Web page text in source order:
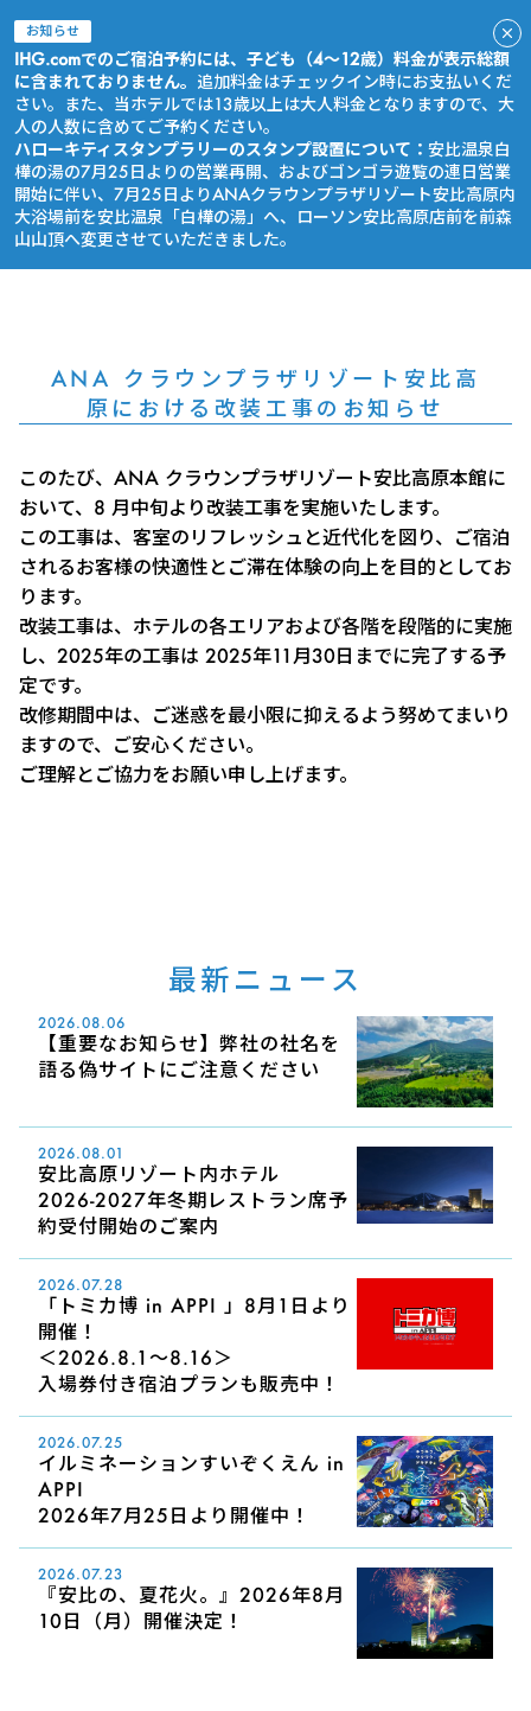
お知らせ
IHG.comでのご宿泊予約には、子ども（4～12歳）料金が表示総額
に含まれておりません。 追加料金はチェックイン時にお支払いくだ
さい。また、当ホテルでは13歳以上は大人料金となりますので、大
人の人数に含めてご予約ください。
ハローキティスタンプラリーのスタンプ設置について： 安比温泉白
樺の湯の7月25日よりの営業再開、およびゴンゴラ遊覧の連日営業
開始に伴い、7月25日よりANAクラウンプラザリゾート安比高原内
大浴場前を安比温泉「白樺の湯」へ、ローソン安比高原店前を前森
山山頂へ変更させていただきました。
ANA クラウンプラザリゾート安比高
原における改装工事のお知らせ
このたび、ANA クラウンプラザリゾート安比高原本館に
おいて、8 月中旬より改装工事を実施いたします。
この工事は、客室のリフレッシュと近代化を図り、ご宿泊
されるお客様の快適性とご滞在体験の向上を目的としてお
ります。
改装工事は、ホテルの各エリアおよび各階を段階的に実施
し、2025年の工事は 2025年11月30日までに完了する予
定です。
改修期間中は、ご迷惑を最小限に抑えるよう努めてまいり
ますので、ご安心ください。
ご理解とご協力をお願い申し上げます。
最新ニュース
2026.08.06
【重要なお知らせ】弊社の社名を
語る偽サイトにご注意ください
2026.08.01
安比高原リゾート内ホテル
2026-2027年冬期レストラン席予
約受付開始のご案内
2026.07.28
「トミカ博 in APPI 」8月1日より
開催！
＜2026.8.1～8.16＞
入場券付き宿泊プランも販売中！
2026.07.25
イルミネーションすいぞくえん in
APPI
2026年7月25日より開催中！
2026.07.23
『安比の、夏花火。』2026年8月
10日（月）開催決定！